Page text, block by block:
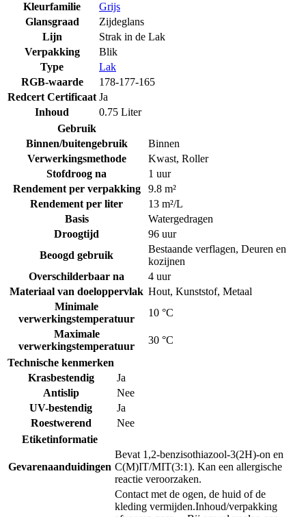
Kleurfamilie
Grijs
Glansgraad
Zijdeglans
Lijn
Strak in de Lak
Verpakking
Blik
Type
Lak
RGB-waarde
178-177-165
Redcert Certificaat Ja
Inhoud
0.75 Liter
Gebruik
Binnen/buitengebruik
Binnen
Verwerkingsmethode
Kwast, Roller
Stofdroog na
1 uur
Rendement per verpakking
9.8 m²
Rendement per liter
13 m²/L
Basis
Watergedragen
Droogtijd
96 uur
Beoogd gebruik
Bestaande verflagen, Deuren en
kozijnen
Overschilderbaar na
4 uur
Materiaal van doeloppervlak Hout, Kunststof, Metaal
Minimale
verwerkingstemperatuur
10 °C
Maximale
verwerkingstemperatuur
30 °C
Technische kenmerken
Krasbestendig
Ja
Antislip
Nee
UV-bestendig
Ja
Roestwerend
Nee
Etiketinformatie
Gevarenaanduidingen
Bevat 1,2-benzisothiazool-3(2H)-on en
C(M)IT/MIT(3:1). Kan een allergische
reactie veroorzaken.
Contact met de ogen, de huid of de
kleding vermijden.Inhoud/verpakking